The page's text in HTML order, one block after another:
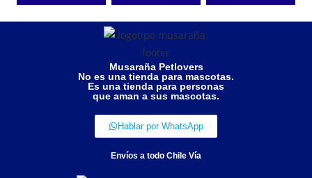
Musaraña Petlovers
No es una tienda para mascotas.
Es una tienda para personas
que aman a sus mascotas.
Hablar por WhatsApp
Envíos a todo Chile Vía